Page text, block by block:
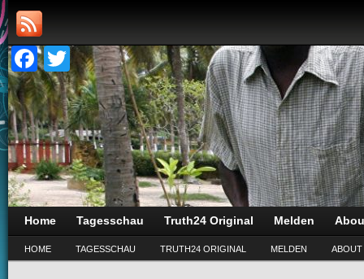
Facebook
Twitter
Home Tagesschau Truth24 Original Melden
HOME TAGESSCHAU TRUTH24 ORIGINAL MELDEN ABOUT